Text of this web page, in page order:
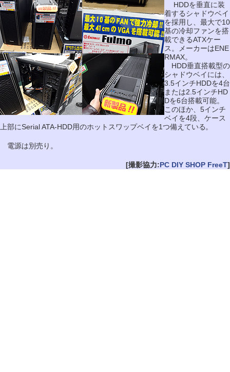
HDDを垂直に装
着するシャドウベイ
を採用し、最大で10
基の冷却ファンを搭
載できるATXケー
ス。メーカーはENE
RMAX。
HDD垂直搭載型の
シャドウベイには、
3.5インチHDDを4台
または2.5インチHD
Dを6台搭載可能。
このほか、5インチ
ベイを4段、ケース
上部にSerial ATA-HDD用のホットスワップベイを1つ備えている。
電源は別売り。
[撮影協力:PC DIY SHOP FreeT]